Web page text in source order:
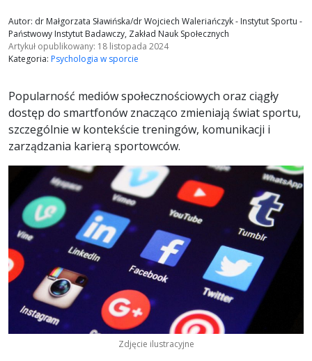
Autor: dr Małgorzata Sławińska/dr Wojciech Waleriańczyk - Instytut Sportu -
Państwowy Instytut Badawczy, Zakład Nauk Społecznych
Artykuł opublikowany: 18 listopada 2024
Kategoria: Psychologia w sporcie
Popularność mediów społecznościowych oraz ciągły
dostęp do smartfonów znacząco zmieniają świat sportu,
szczególnie w kontekście treningów, komunikacji i
zarządzania karierą sportowców.
Zdjęcie ilustracyjne